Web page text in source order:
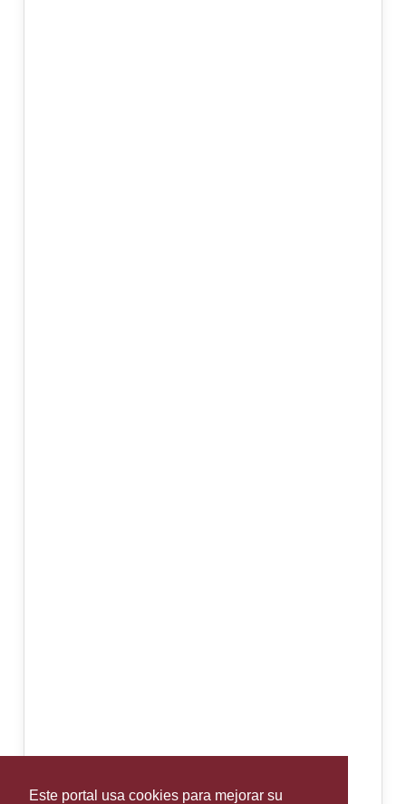
Este portal usa cookies para mejorar su